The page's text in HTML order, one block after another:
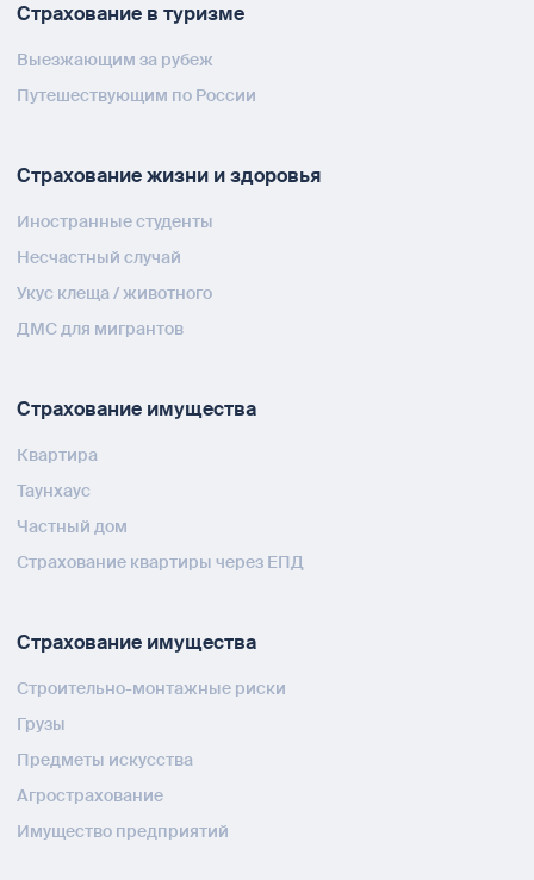
Страхование в туризме
Выезжающим за рубеж
Путешествующим по России
Страхование жизни и здоровья
Иностранные студенты
Несчастный случай
Укус клеща / животного
ДМС для мигрантов
Страхование имущества
Квартира
Таунхаус
Частный дом
Страхование квартиры через ЕПД
Страхование имущества
Строительно-монтажные риски
Грузы
Предметы искусства
Агрострахование
Имущество предприятий